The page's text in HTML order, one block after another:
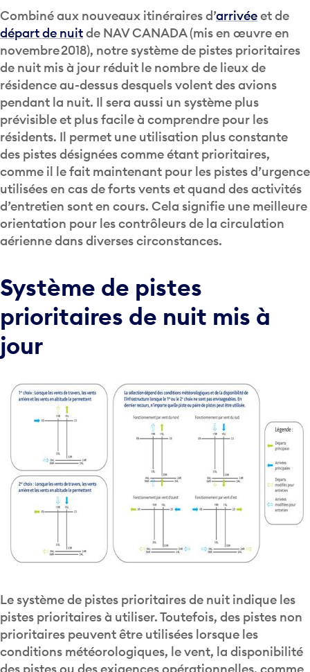
Combiné aux nouveaux itinéraires d’arrivéeet de
départ de nuitde NAV CANADA (mis en œuvre en
novembre 2018), notre système de pistes prioritaires
de nuit mis à jour réduit le nombre de lieux de
résidence au-dessus desquels volent des avions
pendant la nuit. Il sera aussi un système plus
prévisible et plus facile à comprendre pour les
résidents. Il permet une utilisation plus constante
des pistes désignées comme étant prioritaires,
comme il le fait maintenant pour les pistes d’urgence
utilisées en cas de forts vents et quand des activités
d’entretien sont en cours. Cela signifie une meilleure
orientation pour les contrôleurs de la circulation
aérienne dans diverses circonstances.
Système de pistes
prioritaires de nuit mis à
jour
Le système de pistes prioritaires de nuit indique les
pistes prioritaires à utiliser. Toutefois, des pistes non
prioritaires peuvent être utilisées lorsque les
conditions météorologiques, le vent, la disponibilité